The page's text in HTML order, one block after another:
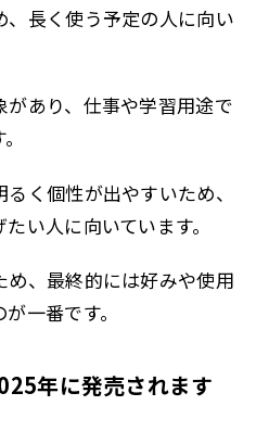
長く使う予定の人に向い
あり、仕事や学習用途で
く個性が出やすいため、
い人に向いています。
め、最終的には好みや使用
一番です。
年に発売されます